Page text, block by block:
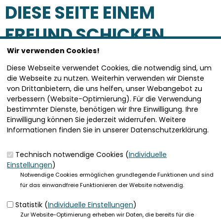
DIESE SEITE EINEM
FREUND SCHICKEN
SEITE VERSENDEN
Vielen Dank, dass Sie die Inhalte unserer Homepage
weiterempfehlen.
Anmerkung: Ihre E-Mail-Adresse wird benötigt um die
Personen, denen Sie die Seite weiterempfehlen, zu
kein Spam ist.
Das mit * gekennzeichnete Feld ist ein Pflichtfeld.
Eigene E-Mail-Adresse *
Wir verwenden Cookies!
Diese Webseite verwendet Cookies, die notwendig sind, um
die Webseite zu nutzen. Weiterhin verwenden wir Dienste
von Drittanbietern, die uns helfen, unser Webangebot zu
verbessern (Website-Optimierung). Für die Verwendung
bestimmter Dienste, benötigen wir Ihre Einwilligung. Ihre
Einwilligung können Sie jederzeit widerrufen. Weitere
Informationen finden Sie in unserer Datenschutzerklärung.
Technisch notwendige Cookies (Individuelle
Einstellungen)
Notwendige Cookies ermöglichen grundlegende Funktionen und sind
für das einwandfreie Funktionieren der Website notwendig.
Statistik (Individuelle Einstellungen)
Zur Website-Optimierung erheben wir Daten, die bereits für die